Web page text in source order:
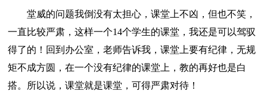
堂威的问题我倒没有太担心，课堂上不凶，但也不笑，
一直比较严肃，这样一个14个学生的课堂，我还是可以驾驭
得了的！回到办公室，老师告诉我，课堂上要有纪律，无规
矩不成方圆，在一个没有纪律的课堂上，教的再好也是白
搭。所以说，课堂就是课堂，可得严肃对待！